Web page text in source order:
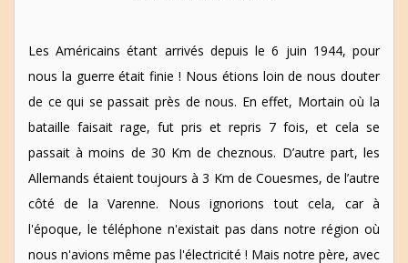
Les Américains étant arrivés depuis le 6 juin 1944, pour
nous la guerre était finie ! Nous étions loin de nous douter
de ce qui se passait près de nous. En effet, Mortain où la
bataille faisait rage, fut pris et repris 7 fois, et cela se
passait à moins de 30 Km de cheznous. D’autre part, les
Allemands étaient toujours à 3 Km de Couesmes, de l’autre
côté de la Varenne. Nous ignorions tout cela, car à
l'époque, le téléphone n'existait pas dans notre région où
nous n'avions même pas l'électricité ! Mais notre père, avec